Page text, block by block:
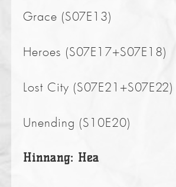
Grace (S07E13)
Heroes (S07E17+S07E18)
Lost City (S07E21+S07E22)
Unending (S10E20)
Hinnang: Hea